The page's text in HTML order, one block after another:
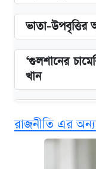
ভাতা-
‘গুলশানের
খান
দাম ও ফিচার
কবে শুরু হচ্ছে
রাজনীতি এর